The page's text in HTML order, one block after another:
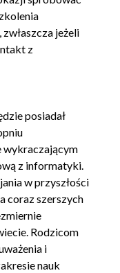
jeżeli
z
posiadał
wykraczającym
z informatyki.
w przyszłości
coraz szerszych
Rodzicom
i
nauk